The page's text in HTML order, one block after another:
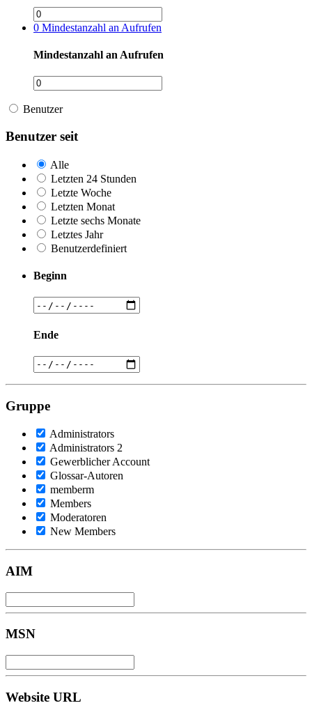
0 Mindestanzahl an Aufrufen
Mindestanzahl an Aufrufen
Benutzer
Benutzer seit
Alle
Letzten 24 Stunden
Letzte Woche
Letzten Monat
Letzte sechs Monate
Letztes Jahr
Benutzerdefiniert
Beginn
Ende
Gruppe
Administrators
Administrators 2
Gewerblicher Account
Glossar-Autoren
memberm
Members
Moderatoren
New Members
AIM
MSN
Website URL